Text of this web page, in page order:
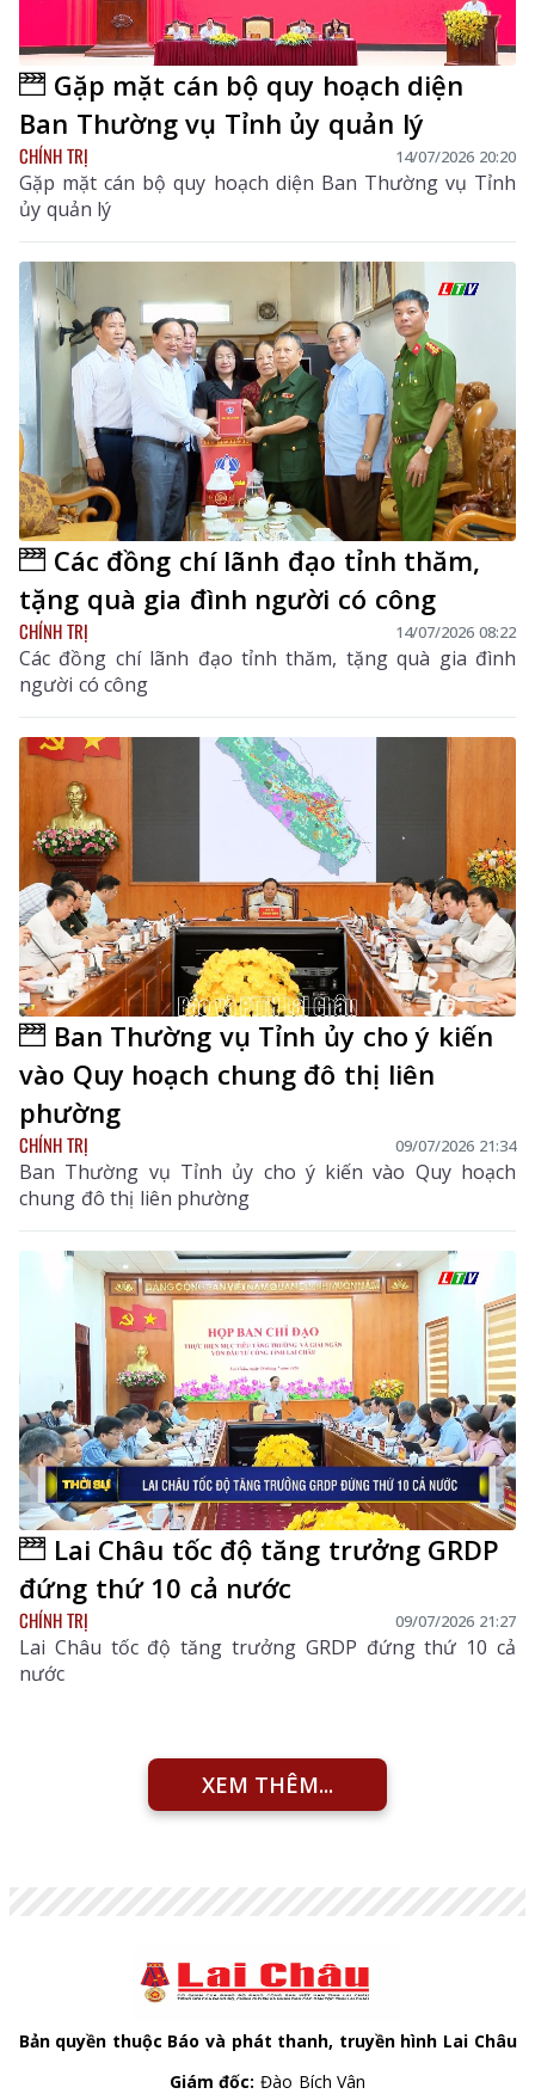
Gặp mặt cán bộ quy hoạch diện
Ban Thường vụ Tỉnh ủy quản lý
CHÍNH TRỊ 14/07/2026 20:20
Gặp mặt cán bộ quy hoạch diện Ban Thường vụ Tỉnh
ủy quản lý
Các đồng chí lãnh đạo tỉnh thăm,
tặng quà gia đình người có công
CHÍNH TRỊ 14/07/2026 08:22
Các đồng chí lãnh đạo tỉnh thăm, tặng quà gia đình
người có công
Ban Thường vụ Tỉnh ủy cho ý kiến
vào Quy hoạch chung đô thị liên
phường
CHÍNH TRỊ 09/07/2026 21:34
Ban Thường vụ Tỉnh ủy cho ý kiến vào Quy hoạch
chung đô thị liên phường
Lai Châu tốc độ tăng trưởng GRDP
đứng thứ 10 cả nước
CHÍNH TRỊ 09/07/2026 21:27
Lai Châu tốc độ tăng trưởng GRDP đứng thứ 10 cả
nước
XEM THÊM...
Bản quyền thuộc Báo và phát thanh, truyền hình Lai Châu
Giám đốc: Đào Bích Vân